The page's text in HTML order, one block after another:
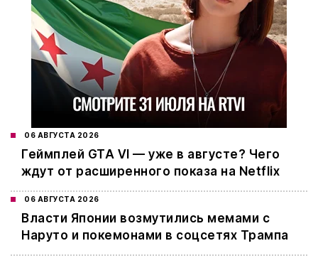
06 АВГУСТА 2026
Геймплей GTA VI — уже в августе? Чего
ждут от расширенного показа на Netflix
06 АВГУСТА 2026
Власти Японии возмутились мемами с
Наруто и покемонами в соцсетях Трампа